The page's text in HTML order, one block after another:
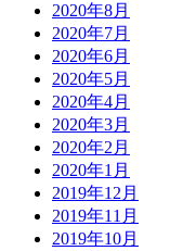
2020年8月
2020年7月
2020年6月
2020年5月
2020年4月
2020年3月
2020年2月
2020年1月
2019年12月
2019年11月
2019年10月